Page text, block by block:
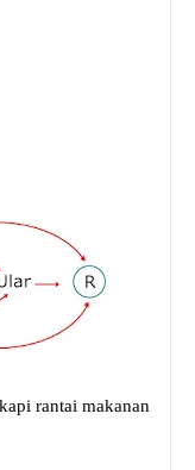
rantai makanan